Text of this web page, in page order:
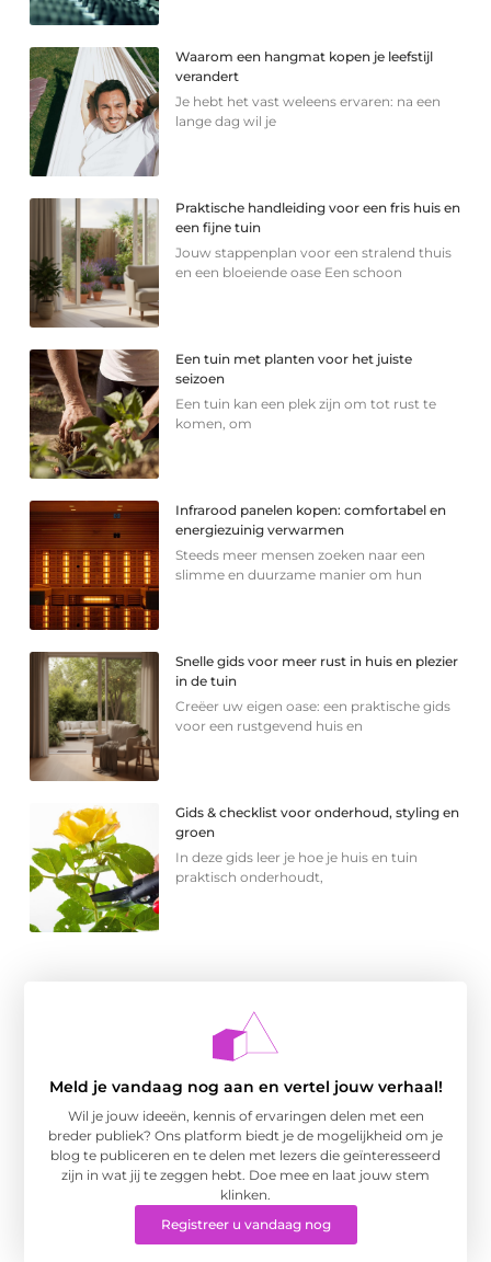
Waarom een hangmat kopen je leefstijl
verandert
Je hebt het vast weleens ervaren: na een
lange dag wil je
Praktische handleiding voor een fris huis en
een fijne tuin
Jouw stappenplan voor een stralend thuis
en een bloeiende oase Een schoon
Een tuin met planten voor het juiste
seizoen
Een tuin kan een plek zijn om tot rust te
komen, om
Infrarood panelen kopen: comfortabel en
energiezuinig verwarmen
Steeds meer mensen zoeken naar een
slimme en duurzame manier om hun
Snelle gids voor meer rust in huis en plezier
in de tuin
Creëer uw eigen oase: een praktische gids
voor een rustgevend huis en
Gids & checklist voor onderhoud, styling en
groen
In deze gids leer je hoe je huis en tuin
praktisch onderhoudt,
Meld je vandaag nog aan en vertel jouw verhaal!
Wil je jouw ideeën, kennis of ervaringen delen met een
breder publiek? Ons platform biedt je de mogelijkheid om je
blog te publiceren en te delen met lezers die geïnteresseerd
zijn in wat jij te zeggen hebt. Doe mee en laat jouw stem
klinken.
Registreer u vandaag nog